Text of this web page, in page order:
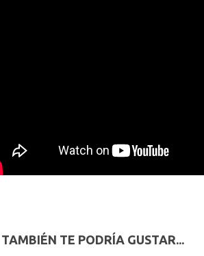
TAMBIÉN TE PODRÍA GUSTAR...